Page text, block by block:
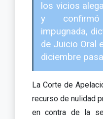
los vicios
y
impugnada,
de Juicio Oral
diciembre
La Corte de
recurso de nulidad
en contra de la